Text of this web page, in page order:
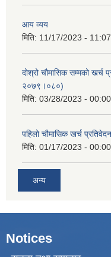
आय व्यय
मिति: 11/17/2023 - 11:07
दोश्रो चौमासिक सम्मको खर्च
२०७९।०८०)
मिति: 03/28/2023 - 00:00
पहिलो चौमासिक खर्च
मिति: 01/17/2023 - 00:00
अन्य
Notices